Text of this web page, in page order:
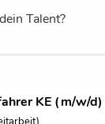
ist
KE (m/w/d)